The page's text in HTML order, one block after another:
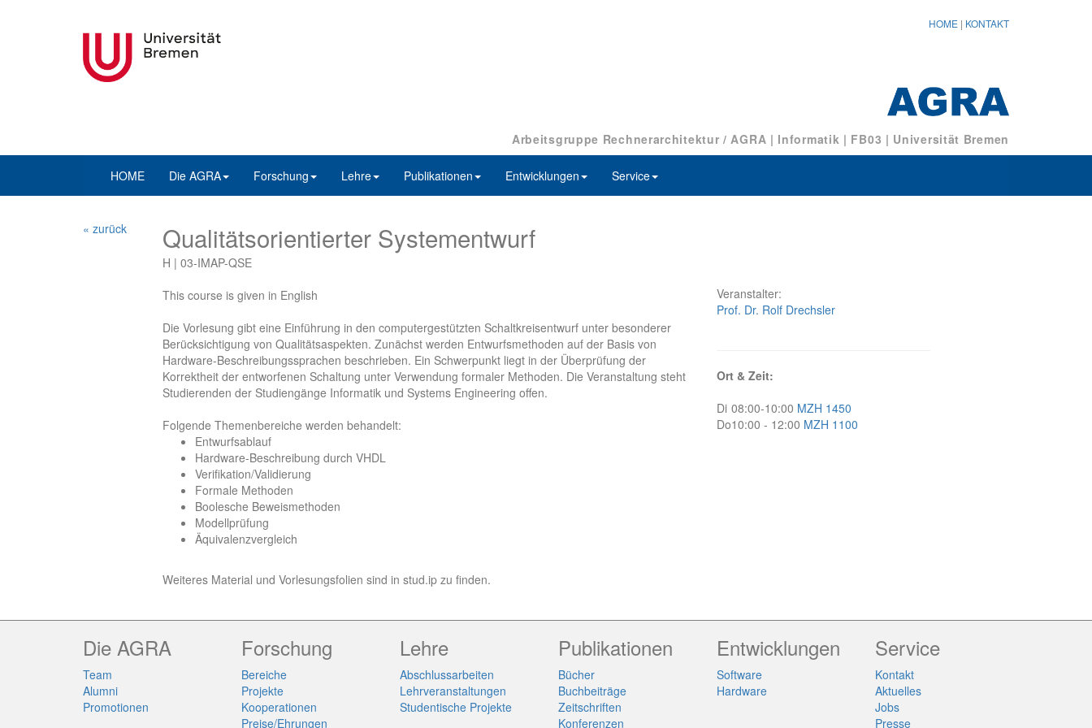
HOME | KONTAKT
Arbeitsgruppe Rechnerarchitektur / AGRA | Informatik | FB03 | Universität Bremen
HOME Die AGRA Forschung Lehre Publikationen Entwicklungen Service
« zurück Qualitätsorientierter Systementwurf
H | 03-IMAP-QSE
This course is given in English
Die Vorlesung gibt eine Einführung in den computergestützten Schaltkreisentwurf unter besonderer
Berücksichtigung von Qualitätsaspekten. Zunächst werden Entwurfsmethoden auf der Basis von
Hardware-Beschreibungssprachen beschrieben. Ein Schwerpunkt liegt in der Überprüfung der
Korrektheit der entworfenen Schaltung unter Verwendung formaler Methoden. Die Veranstaltung steht
Studierenden der Studiengänge Informatik und Systems Engineering offen.
Folgende Themenbereiche werden behandelt:
Entwurfsablauf
Hardware-Beschreibung durch VHDL
Verifikation/Validierung
Formale Methoden
Boolesche Beweismethoden
Modellprüfung
Äquivalenzvergleich
Weiteres Material und Vorlesungsfolien sind in stud.ip zu finden.
Veranstalter:
Prof. Dr. Rolf Drechsler
Ort & Zeit:
Di 08:00-10:00 MZH 1450
Do10:00 - 12:00 MZH 1100
Die AGRA
Team
Alumni
Promotionen
Forschung
Bereiche
Projekte
Kooperationen
Preise/Ehrungen
Lehre
Abschlussarbeiten
Lehrveranstaltungen
Studentische Projekte
Publikationen
Bücher
Buchbeiträge
Zeitschriften
Konferenzen
Entwicklungen
Software
Hardware
Service
Kontakt
Aktuelles
Jobs
Presse